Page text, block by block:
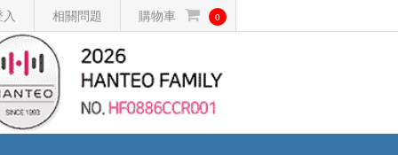
相關問題 購物車 0